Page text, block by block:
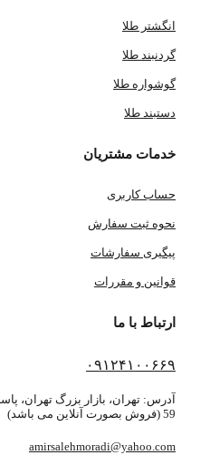
انگشتر طلا
گردنبند طلا
گوشواره طلا
دستبند طلا
خدمات مشتریان
حساب کاربری
نحوه ثبت سفارش
پیگیری سفارشات
قوانین و مقررات
ارتباط با ما
۰۹۱۲۴۱۰۰۶۶۹
آدرس: تهران، بازار بزرگ تهران،
59 (فروش بصورت آنلاین می باشد)
amirsalehmoradi@yahoo.com